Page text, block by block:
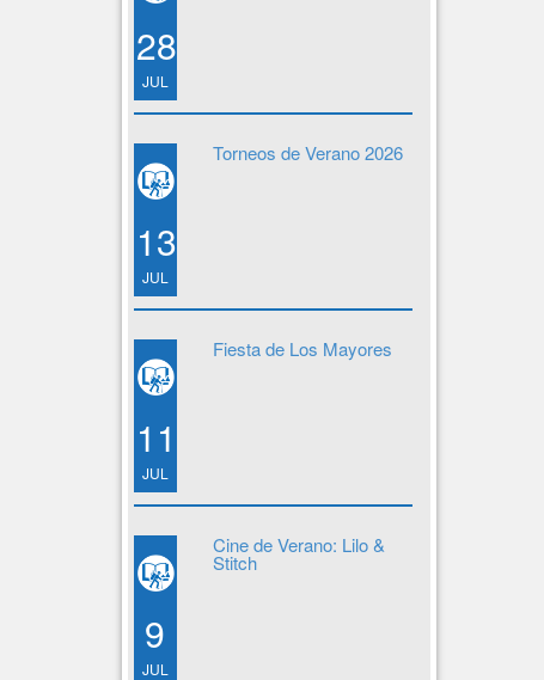
28
JUL
13
JUL
Torneos de Verano 2026
11
JUL
Fiesta de Los Mayores
9
JUL
Cine de Verano: Lilo &
Stitch